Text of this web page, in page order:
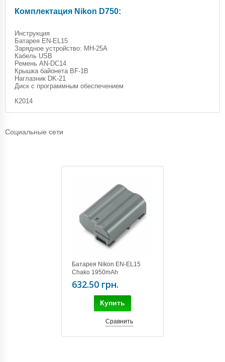
Комплектация Nikon D750:
Инструкция
Батарея EN-EL15
Зарядное устройство: MH-25A
Кабель USB
Ремень AN-DC14
Крышка байонета BF-1B
Наглазник DK-21
Диск с программным обеспечением
К2014
Социальные сети
Батарея Nikon EN-EL15
Chako 1950mAh
632.50 грн.
Купить
Сравнить